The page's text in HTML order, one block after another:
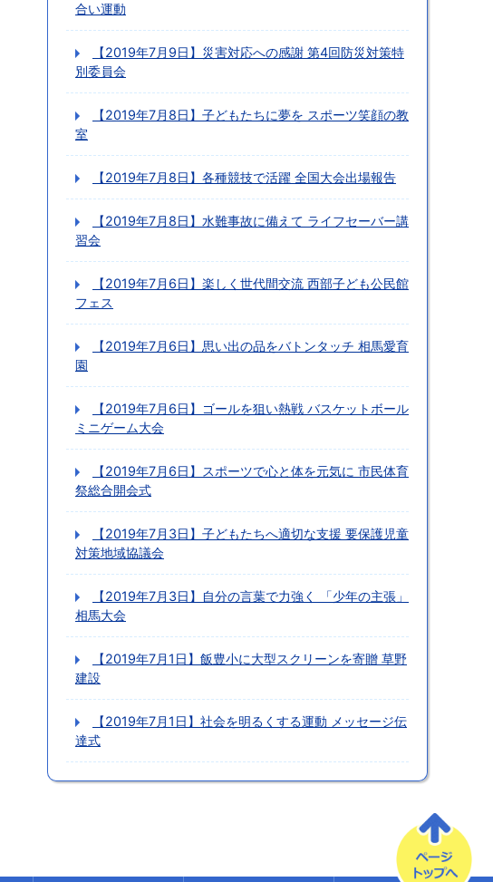
合い運動
【2019年7月9日】災害対応への感謝 第4回防災対策特
別委員会
【2019年7月8日】子どもたちに夢を スポーツ笑顔の教
室
【2019年7月8日】各種競技で活躍 全国大会出場報告
【2019年7月8日】水難事故に備えて ライフセーバー講
習会
【2019年7月6日】楽しく世代間交流 西部子ども公民館
フェス
【2019年7月6日】思い出の品をバトンタッチ 相馬愛育
園
【2019年7月6日】ゴールを狙い熱戦 バスケットボール
ミニゲーム大会
【2019年7月6日】スポーツで心と体を元気に 市民体育
祭総合開会式
【2019年7月3日】子どもたちへ適切な支援 要保護児童
対策地域協議会
【2019年7月3日】自分の言葉で力強く 「少年の主張」
相馬大会
【2019年7月1日】飯豊小に大型スクリーンを寄贈 草野
建設
【2019年7月1日】社会を明るくする運動 メッセージ伝
達式